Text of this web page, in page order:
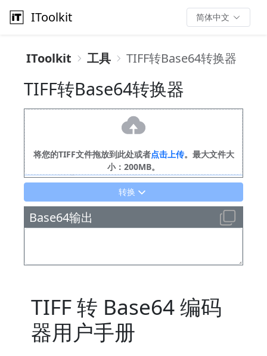
IToolkit 简体中文
IToolkit 工具 TIFF转Base64转换器
TIFF转Base64转换器
将您的TIFF文件拖放到此处或者点击上传。最大文件大
小：200MB。
请上传您的TIFF图像文件。它将在此处预览。
转换
Base64输出
TIFF 转 Base64 编码
器用户手册